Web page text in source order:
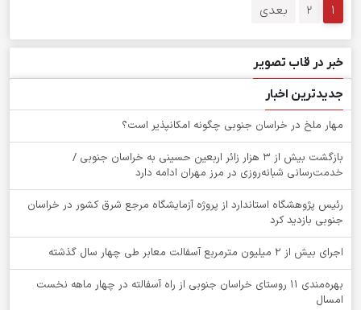
1
2 بعدی
خبر در قاب تصویر
جدیدترین اخبار
‌مهار ملخ در خراسان جنوبی چگونه امکانپذیر است؟
بازگشت بیش از ۳ هزار زائر اربعین حسینی به خراسان جنوبی /
خدمت‌رسانی شبانه‌روزی در مرز مهران ادامه دارد
رئیس پژوهشگاه استاندارد از پروژه آزمایشگاه مرجع شرق کشور در خراسان
جنوبی بازدید کرد
اجرای بیش از ۲ میلیون مترمربع آسفالت معابر طی چهار سال گذشته
بهره‌مندی ۱۱ روستای خراسان جنوبی از راه آسفالته در چهار ماهه نخست
امسال